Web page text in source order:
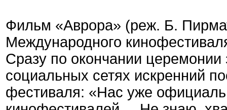
Фильм «Аврора» (реж. Б.
Международного
Сразу по окончании
социальных сетях искренний
фестиваля: «Нас уже